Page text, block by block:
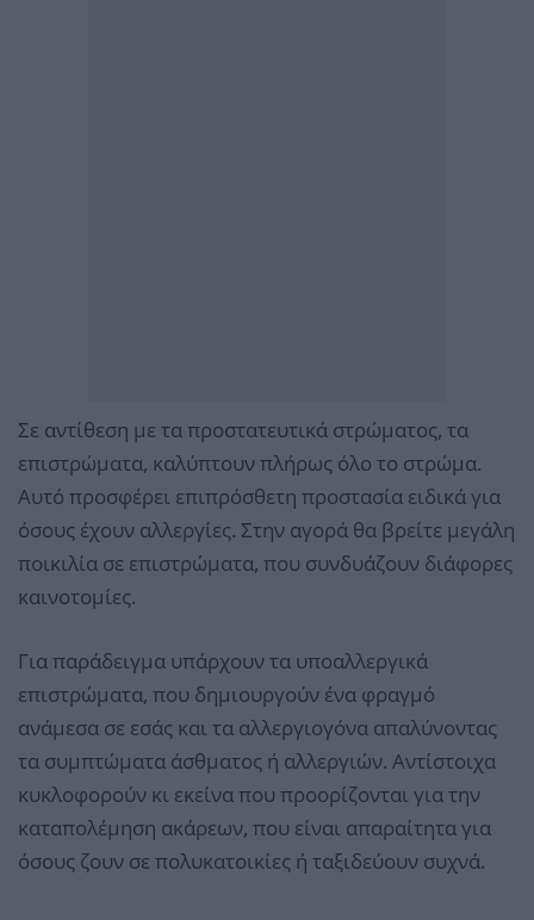
Σε αντίθεση με τα προστατευτικά στρώματος, τα
επιστρώματα, καλύπτουν πλήρως όλο το στρώμα.
Αυτό προσφέρει επιπρόσθετη προστασία ειδικά για
όσους έχουν αλλεργίες. Στην αγορά θα βρείτε μεγάλη
ποικιλία σε επιστρώματα, που συνδυάζουν διάφορες
καινοτομίες.
Για παράδειγμα υπάρχουν τα υποαλλεργικά
επιστρώματα, που δημιουργούν ένα φραγμό
ανάμεσα σε εσάς και τα αλλεργιογόνα απαλύνοντας
τα συμπτώματα άσθματος ή αλλεργιών. Αντίστοιχα
κυκλοφορούν κι εκείνα που προορίζονται για την
καταπολέμηση ακάρεων, που είναι απαραίτητα για
όσους ζουν σε πολυκατοικίες ή ταξιδεύουν συχνά.